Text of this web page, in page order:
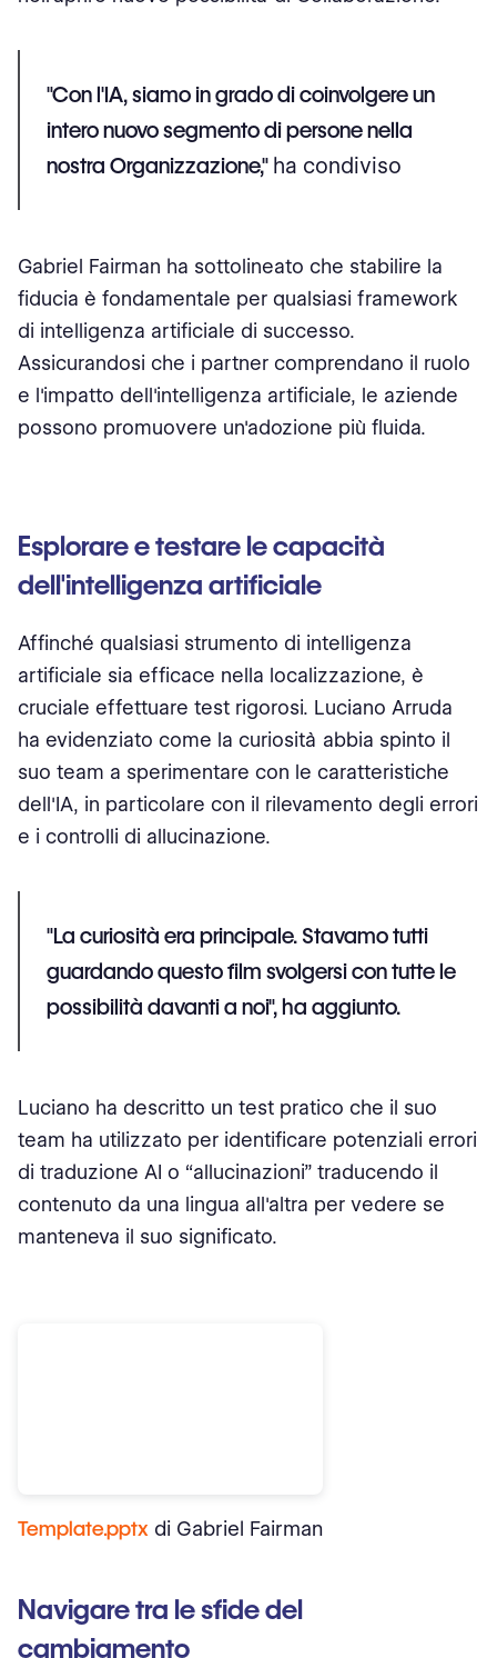
"Con l'IA, siamo in grado di coinvolgere un
intero nuovo segmento di persone nella
nostra Organizzazione," ha condiviso​
Gabriel Fairman ha sottolineato che stabilire la
fiducia è fondamentale per qualsiasi framework
di intelligenza artificiale di successo.
Assicurandosi che i partner comprendano il ruolo
e l'impatto dell'intelligenza artificiale, le aziende
possono promuovere un'adozione più fluida.
Esplorare e testare le capacità
dell'intelligenza artificiale
Affinché qualsiasi strumento di intelligenza
artificiale sia efficace nella localizzazione, è
cruciale effettuare test rigorosi. Luciano Arruda
ha evidenziato come la curiosità abbia spinto il
suo team a sperimentare con le caratteristiche
dell'IA, in particolare con il rilevamento degli errori
e i controlli di allucinazione.
"La curiosità era principale. Stavamo tutti
guardando questo film svolgersi con tutte le
possibilità davanti a noi", ha aggiunto.
Luciano ha descritto un test pratico che il suo
team ha utilizzato per identificare potenziali errori
di traduzione AI o “allucinazioni” traducendo il
contenuto da una lingua all'altra per vedere se
manteneva il suo significato.
Template.pptx di Gabriel Fairman
Navigare tra le sfide del
cambiamento